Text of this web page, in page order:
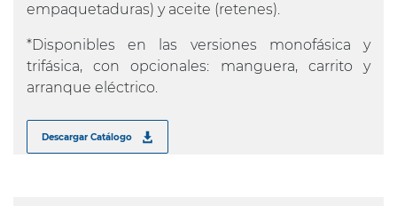
empaquetaduras) y aceite (retenes).
*Disponibles en las versiones monofásica y
trifásica, con opcionales: manguera, carrito y
arranque eléctrico.
Descargar Catálogo